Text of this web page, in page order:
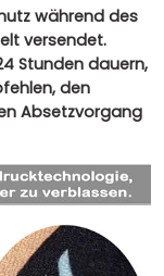
während des
versendet.
Stunden dauern,
den
Absetzvorgang